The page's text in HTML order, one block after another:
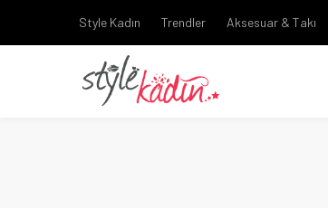
Style Kadın Trendler Aksesuar & Takı